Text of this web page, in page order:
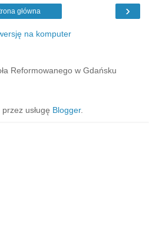
›
główna
na komputer
Reformowanego w Gdańsku
usługę Blogger.